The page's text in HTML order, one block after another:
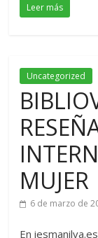
Leer más
Uncategorized
MUJER
6 de marzo de
En